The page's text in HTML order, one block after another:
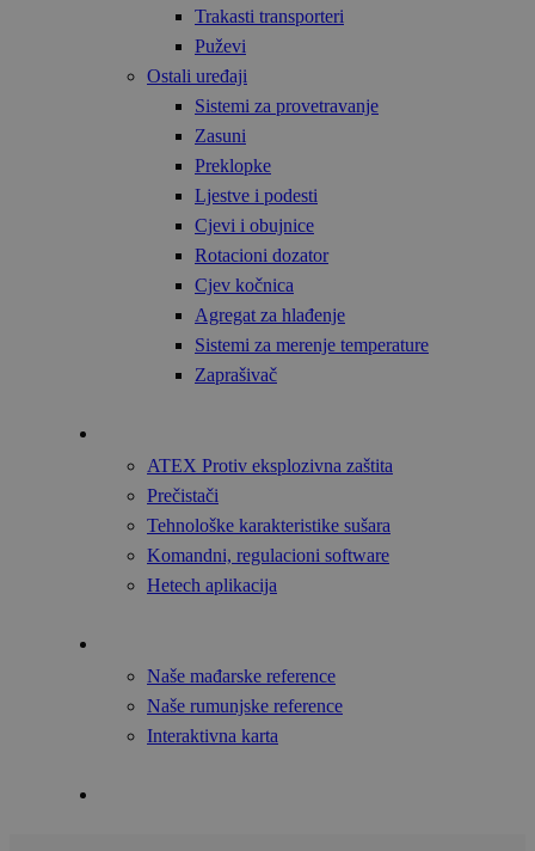
Trakasti transporteri
Puževi
Ostali uređaji
Sistemi za provetravanje
Zasuni
Preklopke
Ljestve i podesti
Cjevi i obujnice
Rotacioni dozator
Cjev kočnica
Agregat za hlađenje
Sistemi za merenje temperature
Zaprašivač
ATEX Protiv eksplozivna zaštita
Prečistači
Tehnološke karakteristike sušara
Komandni, regulacioni software
Hetech aplikacija
Naše mađarske reference
Naše rumunjske reference
Interaktivna karta